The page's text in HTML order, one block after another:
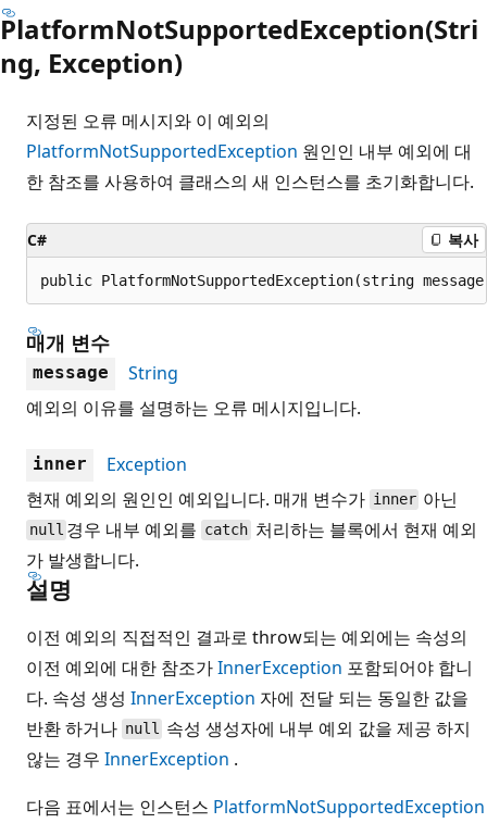
PlatformNotSupportedException(Stri
ng, Exception)
지정된 오류 메시지와 이 예외의
PlatformNotSupportedException 원인인 내부 예외에 대
한 참조를 사용하여 클래스의 새 인스턴스를 초기화합니다.
C# 복사
public PlatformNotSupportedException(string
매개 변수
message
String
예외의 이유를 설명하는 오류 메시지입니다.
inner
Exception
현재 예외의 원인인 예외입니다. 매개 변수가 inner 아닌
null 경우 내부 예외를 catch처리하는 블록에서 현재 예외
가 발생합니다.
설명
이전 예외의 직접적인 결과로 throw되는 예외에는 속성의
이전 예외에 대한 참조가InnerException 포함되어야 합니
다. 속성 생성 InnerException 자에 전달 되는 동일한 값을
반환 하거나 null 속성 생성자에 내부 예외 값을 제공 하지
않는 경우 InnerException .
다음 표에서는 인스턴스 PlatformNotSupportedException